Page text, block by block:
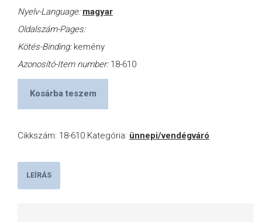
Nyelv-Language: magyar
Oldalszám-Pages:
Kötés-Binding: kemény
Azonosító-Item number: 18-610
Kosárba teszem
Cikkszám: 18-610 Kategória: ünnepi/vendégváró
LEÍRÁS